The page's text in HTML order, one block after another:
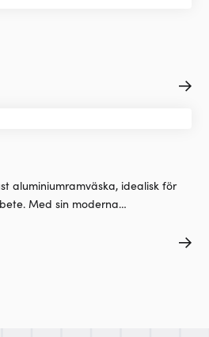
aluminiumramväska, idealisk för
Med sin moderna